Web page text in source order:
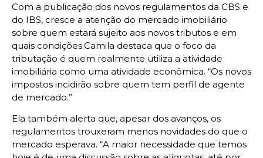
Com a publicação dos novos regulamentos da CBS e
do IBS, cresce a atenção do mercado imobiliário
sobre quem estará sujeito aos novos tributos e em
quais condições.Camila destaca que o foco da
tributação é quem realmente utiliza a atividade
imobiliária como uma atividade econômica. “Os novos
impostos incidirão sobre quem tem perfil de agente
de mercado.”
Ela também alerta que, apesar dos avanços, os
regulamentos trouxeram menos novidades do que o
mercado esperava. “A maior necessidade que temos